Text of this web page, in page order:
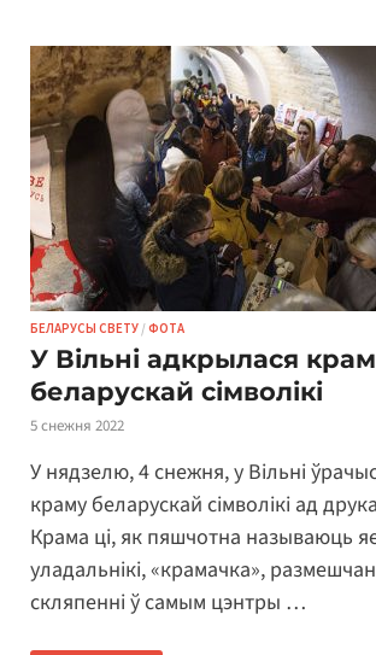
БЕЛАРУСЫ СВЕТУ /ФОТА
У Вільні адкрылася
беларускай сімволікі
5 снежня 2022
У нядзелю, 4 снежня, у Вільні
краму беларускай сімволікі ад
Крама ці, як пяшчотна называюць
уладальнікі, «крамачка»,
скляпенні ў самым цэнтры …